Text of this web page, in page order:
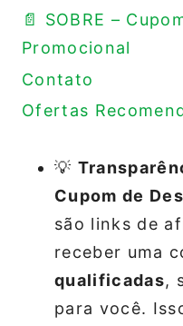
📄 SOBRE –
Promocional
Contato
Ofertas
💡
Cupom de
são links de
receber uma
qualificadas,
para você.